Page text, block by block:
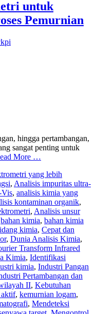
untuk
Pemurnian
hingga pertambangan,
sangat penting untuk
More …
yang lebih
, Analisis impuritas ultra-
Vis, analisis kimia yang
kontaminan organik,
, Analisis unsur
bahan kimia, bahan kimia
kimia, Cepat dan
, Dunia Analisis Kimia,
Transform Infrared
Kimia, Identifikasi
kimia, Industri Pangan
Pertambangan dan
II, Kebutuhan
aktif, kemurnian logam,
, Mendeteksi